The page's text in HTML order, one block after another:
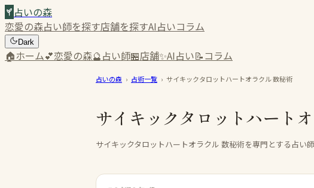
占いの森
恋愛の森占い師を探す店舗を探すAI占いコラム
Dark
🏠ホーム💕恋愛の森🔮占い師🏪店舗✨AI占い📝コラム
占いの森 › 占術一覧 › サイキックタロットハートオラクル 数秘術
サイキックタロットハート
サイキックタロットハートオラクル 数秘術を専門とする占い師